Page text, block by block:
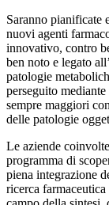
Saranno pianificate
nuovi agenti
innovativo, contro
ben noto e legato
patologie
perseguito
sempre maggiori
delle patologie
Le aziende
programma di
piena integrazione
ricerca